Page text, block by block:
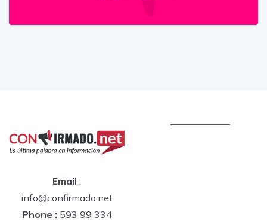
Email :
info@confirmado.net
Phone : 593 99 334